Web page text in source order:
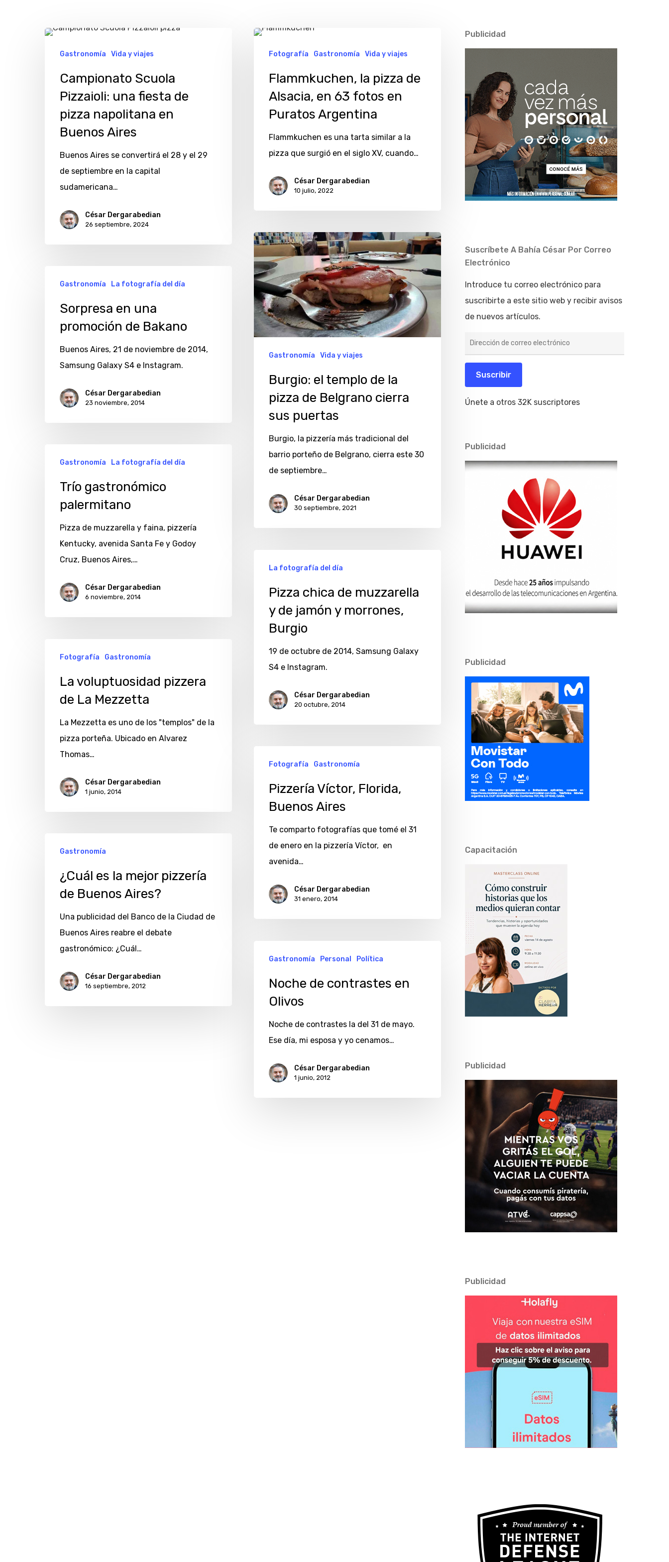
Campionato
Scuola
fiesta
pizza
Gastronomía Vida y viajes
Campionato Scuola
Pizzaioli: una fiesta de
pizza napolitana en
Buenos Aires
Buenos Aires se convertirá el 28 y el 29
de septiembre en la capital
sudamericana…
César Dergarabedian
26 septiembre, 2024
Flammkuchen,
Alsacia,
Puratos
Argentina
Fotografía Gastronomía Vida y viajes
Flammkuchen, la pizza de
Alsacia, en 63 fotos en
Puratos Argentina
Flammkuchen es una tarta similar a la
pizza que surgió en el siglo XV, cuando…
César Dergarabedian
10 julio, 2022
Burgio:
el
templo
de
la
pizza
de
Belgrano
puertas
Gastronomía Vida y viajes
Burgio: el templo de la
pizza de Belgrano cierra
sus puertas
Burgio, la pizzería más tradicional del
barrio porteño de Belgrano, cierra este 30
de septiembre…
César Dergarabedian
30 septiembre, 2021
Bakano
Gastronomía La fotografía del día
Sorpresa en una
promoción de Bakano
Buenos Aires, 21 de noviembre de 2014,
Samsung Galaxy S4 e Instagram.
César Dergarabedian
23 noviembre, 2014
gastronómico
palermitano
Gastronomía La fotografía del día
Trío gastronómico
palermitano
Pizza de muzzarella y faina, pizzería
Kentucky, avenida Santa Fe y Godoy
Cruz, Buenos Aires,…
César Dergarabedian
6 noviembre, 2014
chica
muzzarella
jamón
Burgio
La fotografía del día
Pizza chica de muzzarella
y de jamón y morrones,
Burgio
19 de octubre de 2014, Samsung Galaxy
S4 e Instagram.
César Dergarabedian
20 octubre, 2014
voluptuosidad
pizzera
Mezzetta
Fotografía Gastronomía
La voluptuosidad pizzera
de La Mezzetta
La Mezzetta es uno de los "templos" de la
pizza porteña. Ubicado en Alvarez
Thomas…
César Dergarabedian
1 junio, 2014
Víctor,
Florida,
Buenos
Fotografía Gastronomía
Pizzería Víctor, Florida,
Buenos Aires
Te comparto fotografías que tomé el 31
de enero en la pizzería Víctor, en
avenida…
César Dergarabedian
31 enero, 2014
mejor
Buenos
Aires?
Gastronomía
¿Cuál es la mejor pizzería
de Buenos Aires?
Una publicidad del Banco de la Ciudad de
Buenos Aires reabre el debate
gastronómico: ¿Cuál…
César Dergarabedian
16 septiembre, 2012
contrastes
Gastronomía Personal Política
Noche de contrastes en
Olivos
Noche de contrastes la del 31 de mayo.
Ese día, mi esposa y yo cenamos…
César Dergarabedian
1 junio, 2012
Publicidad
Suscríbete A Bahía César Por Correo
Electrónico
Introduce tu correo electrónico para
suscribirte a este sitio web y recibir avisos
de nuevos artículos.
de
electrónico
Suscribir
Únete a otros 32K suscriptores
Publicidad
Publicidad
Capacitación
Publicidad
Publicidad